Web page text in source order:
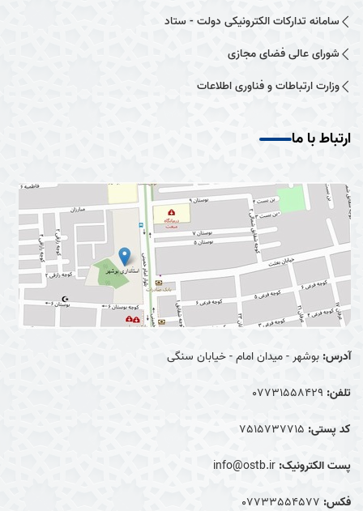
سامانه تدارکات الکترونیکی دولت - ستاد
شورای عالی فضای مجازی
وزارت ارتباطات و فناوری اطلاعات
ارتباط با ما
آدرس: بوشهر - میدان امام - خیابان سنگی
تلفن: 07731558429
کد پستی: 7515737715
پست الکترونیک: info@ostb.ir
فکس: 07733554577